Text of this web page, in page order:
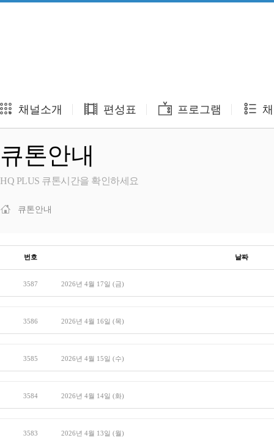
채널소개 편성표 프로그램
큐톤안내
HQ PLUS 큐톤시간을 확인하세요
큐톤안내
번호 날짜
3587 2026년 4월 17일 (금)
3586 2026년 4월 16일 (목)
3585 2026년 4월 15일 (수)
3584 2026년 4월 14일 (화)
3583 2026년 4월 13일 (월)